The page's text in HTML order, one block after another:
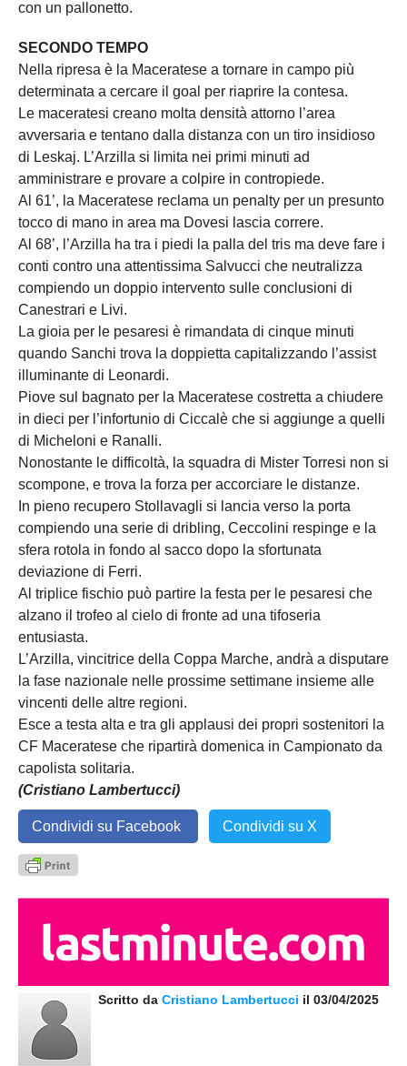
con un pallonetto.
SECONDO TEMPO
Nella ripresa è la Maceratese a tornare in campo più
determinata a cercare il goal per riaprire la contesa.
Le maceratesi creano molta densità attorno l’area
avversaria e tentano dalla distanza con un tiro insidioso
di Leskaj. L’Arzilla si limita nei primi minuti ad
amministrare e provare a colpire in contropiede.
Al 61’, la Maceratese reclama un penalty per un presunto
tocco di mano in area ma Dovesi lascia correre.
Al 68’, l’Arzilla ha tra i piedi la palla del tris ma deve fare i
conti contro una attentissima Salvucci che neutralizza
compiendo un doppio intervento sulle conclusioni di
Canestrari e Livi.
La gioia per le pesaresi è rimandata di cinque minuti
quando Sanchi trova la doppietta capitalizzando l’assist
illuminante di Leonardi.
Piove sul bagnato per la Maceratese costretta a chiudere
in dieci per l’infortunio di Ciccalè che si aggiunge a quelli
di Micheloni e Ranalli.
Nonostante le difficoltà, la squadra di Mister Torresi non si
scompone, e trova la forza per accorciare le distanze.
In pieno recupero Stollavagli si lancia verso la porta
compiendo una serie di dribling, Ceccolini respinge e la
sfera rotola in fondo al sacco dopo la sfortunata
deviazione di Ferri.
Al triplice fischio può partire la festa per le pesaresi che
alzano il trofeo al cielo di fronte ad una tifoseria
entusiasta.
L’Arzilla, vincitrice della Coppa Marche, andrà a disputare
la fase nazionale nelle prossime settimane insieme alle
vincenti delle altre regioni.
Esce a testa alta e tra gli applausi dei propri sostenitori la
CF Maceratese che ripartirà domenica in Campionato da
capolista solitaria.
(Cristiano Lambertucci)
Condividi su Facebook Condividi su X
Scritto da Cristiano Lambertucci il 03/04/2025